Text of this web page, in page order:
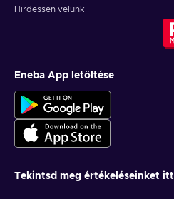
Hirdessen velünk
Eneba App letöltése
Tekintsd meg értékeléseinket itt